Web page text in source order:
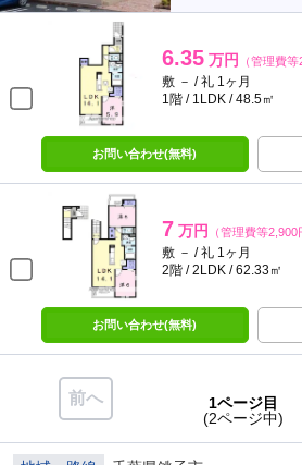
6.35 万円 （管理費等
敷 － / 礼 1ヶ月
1階 / 1LDK / 48.5㎡
お問い合わせ(無料)
7 万円 （管理費等2,900
敷 － / 礼 1ヶ月
2階 / 2LDK / 62.33㎡
お問い合わせ(無料)
前へ
1ページ目
(2ページ中)